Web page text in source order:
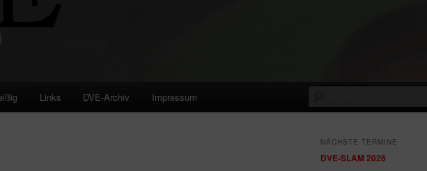
Links DVE-Archiv Impressum
NÄCHSTE TERMINE
DVE-SLAM 2026